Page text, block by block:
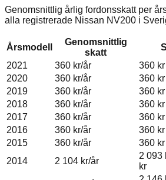
Genomsnittlig årlig fordonsskatt per
alla registrerade Nissan NV200 i
Årsmodell
Genomsnittlig
skatt
2021
360 kr/år 360 kr
2020
360 kr/år 360 kr
2019
360 kr/år 360 kr
2018
360 kr/år 360 kr
2017
360 kr/år 360 kr
2016
360 kr/år 360 kr
2015
360 kr/år 360 kr
2014
2 104 kr/år
2 093
kr